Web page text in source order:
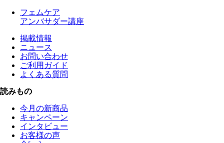
フェムケア
アンバサダー講座
掲載情報
ニュース
お問い合わせ
ご利用ガイド
よくある質問
読みもの
今月の新商品
キャンペーン
インタビュー
お客様の声